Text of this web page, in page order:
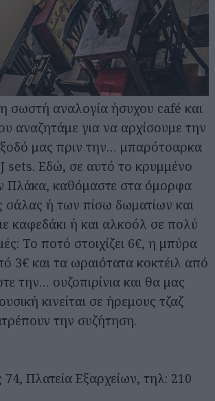
σωστή αναλογία ήσυχου café και
αναζητάμε για να αρχίσουμε την
μας πριν την… μπαρότσαρκα
sets. Εδώ, σε αυτό το κρυμμένο
Πλάκα, καθόμαστε στα όμορφα
σάλας ή των πίσω δωματίων και
καφεδάκι ή και αλκοόλ σε πολύ
Το ποτό στοιχίζει 6€, η μπύρα
3€ και τα ωραιότατα κοκτέιλ από
την… ουζοπιρίνια και θα μας
κινείται σε ήρεμους τζαζ
την συζήτηση.
74, Πλατεία Εξαρχείων, τηλ: 210